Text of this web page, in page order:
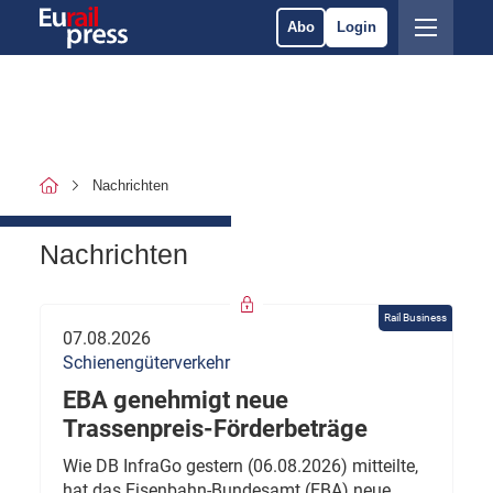
Abo Login
Nachrichten
Nachrichten
Rail Business
07.08.2026
Schienengüterverkehr
EBA genehmigt neue
Trassenpreis-Förderbeträge
Wie DB InfraGo gestern (06.08.2026) mitteilte,